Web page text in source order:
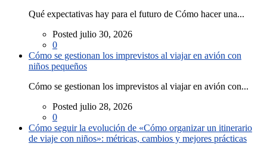
Qué expectativas hay para el futuro de Cómo hacer una...
Posted julio 30, 2026
0
Cómo se gestionan los imprevistos al viajar en avión con
niños pequeños
Cómo se gestionan los imprevistos al viajar en avión con...
Posted julio 28, 2026
0
Cómo seguir la evolución de «Cómo organizar un itinerario
de viaje con niños»: métricas, cambios y mejores prácticas